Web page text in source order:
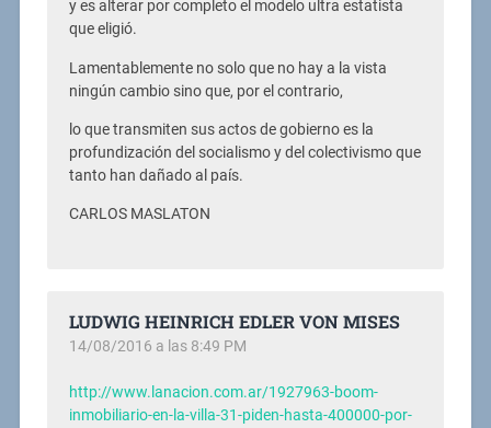
y es alterar por completo el modelo ultra estatista
que eligió.
Lamentablemente no solo que no hay a la vista
ningún cambio sino que, por el contrario,
lo que transmiten sus actos de gobierno es la
profundización del socialismo y del colectivismo que
tanto han dañado al país.
CARLOS MASLATON
LUDWIG HEINRICH EDLER VON MISES
14/08/2016 a las 8:49 PM
http://www.lanacion.com.ar/1927963-boom-
inmobiliario-en-la-villa-31-piden-hasta-400000-por-